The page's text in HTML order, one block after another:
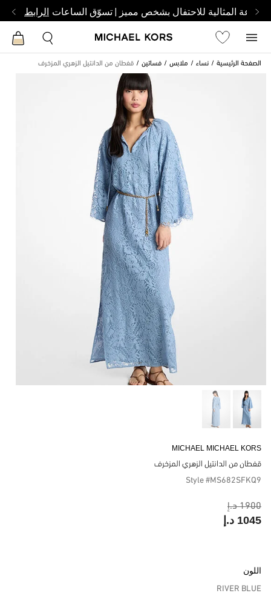
الساعة المثالية للاحتفال بشخص مميز | تسوّق الساعات الرابط
الصفحة الرئيسية نساء ملابس فساتين قفطان من الدانتيل الزهري المزخرف
MICHAEL MICHAEL KORS
قفطان من الدانتيل الزهري المزخرف
Style #MS682SFKQ9
1900 د.إ
1045 د.إ
اللون
RIVER BLUE